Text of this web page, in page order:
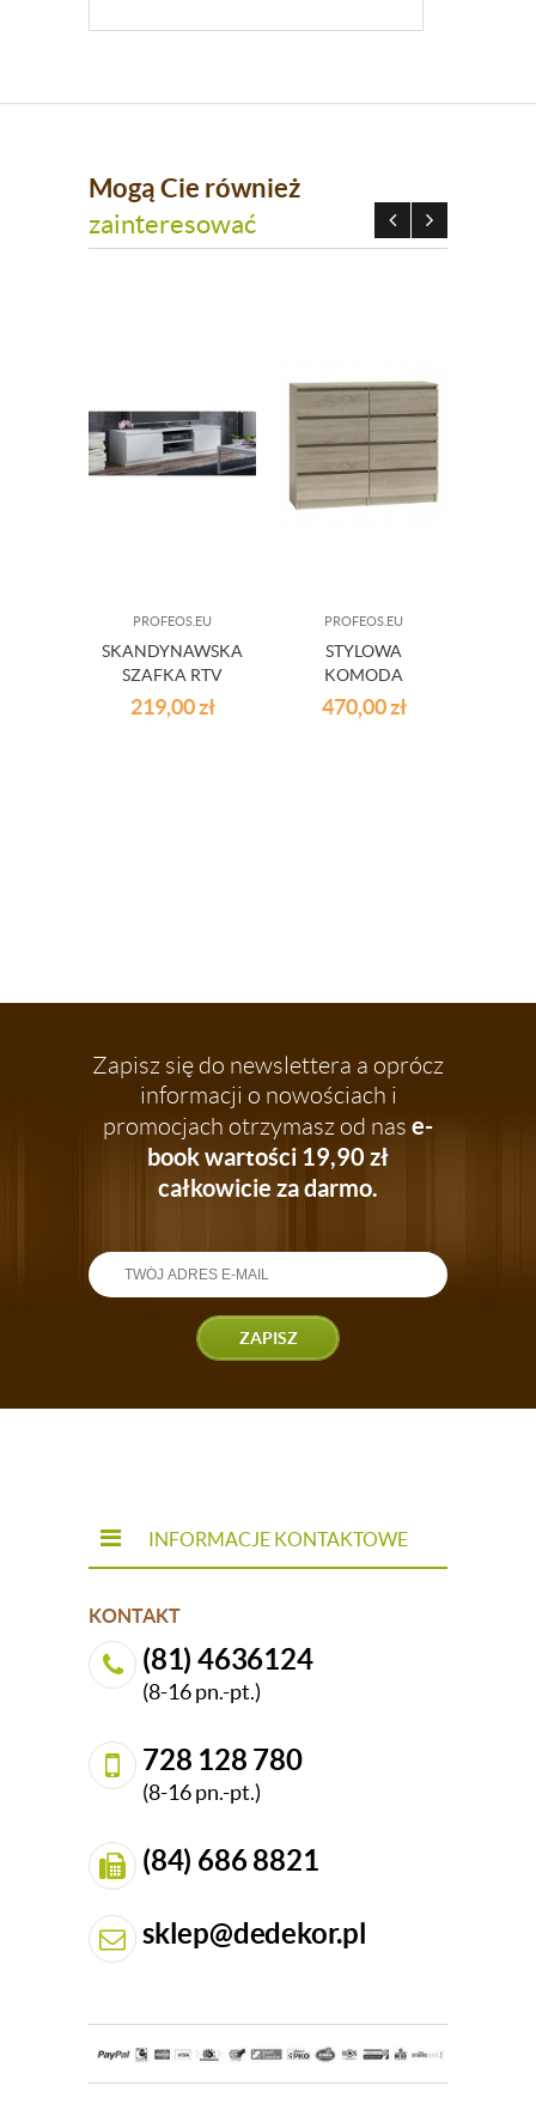
Mogą Cie również
zainteresować
PROFEOS.EU
SKANDYNAWSKA
SZAFKA RTV
REVIA
219,00zł
PROFEOS.EU
STYLOWA
KOMODA
HANNA - DĄB
SONOMA
470,00zł
Zapisz się do newslettera a oprócz
informacji o nowościach i
promocjach otrzymasz od nas e-
book wartości 19,90 zł
całkowicie za darmo.
ZAPISZ
INFORMACJE KONTAKTOWE
KONTAKT
(81) 4636124
(8-16 pn.-pt.)
728 128 780
(8-16 pn.-pt.)
(84) 686 8821
sklep@dedekor.pl